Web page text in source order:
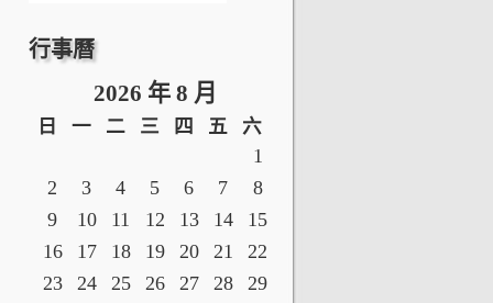
行事曆
2026 年 8 月
日 一 二 三 四 五
六
1
2
3 4 5 6 7
8
9
10 11 12 13 14
15
16
17 18 19 20 21
22
23
24 25 26 27 28
29